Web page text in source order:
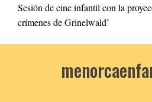
Sesión de cine infantil con la
crímenes de Grinelwald’